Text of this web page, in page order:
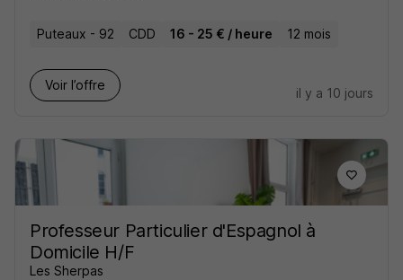
Puteaux - 92 CDD 16 - 25 € / heure 12 mois
Voir l’offre
il y a 10 jours
Professeur Particulier d'Espagnol à
Domicile H/F
Les Sherpas